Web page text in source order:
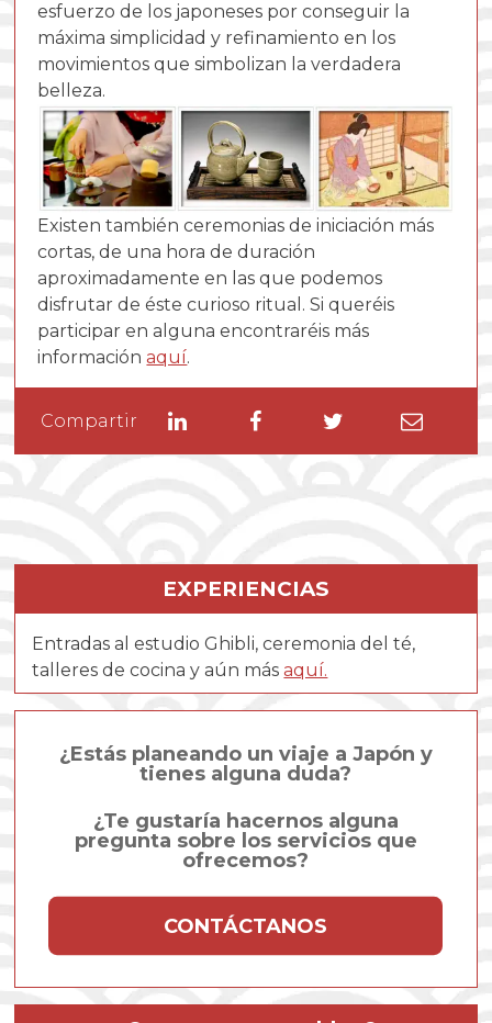
esfuerzo de los japoneses por conseguir la
máxima simplicidad y refinamiento en los
movimientos que simbolizan la verdadera
belleza.
Existen también ceremonias de iniciación más
cortas, de una hora de duración
aproximadamente en las que podemos
disfrutar de éste curioso ritual. Si queréis
participar en alguna encontraréis más
informaciónaquí.
Compartir LinkedinFacebookTwitterEnviar
por
EXPERIENCIAS
Entradas al estudio Ghibli, ceremonia del té,
talleres de cocina y aún másaquí.
¿Estás planeando un viaje a Japón y
tienes alguna duda?
¿Te gustaría hacernos alguna
pregunta sobre los servicios que
ofrecemos?
CONTÁCTANOS